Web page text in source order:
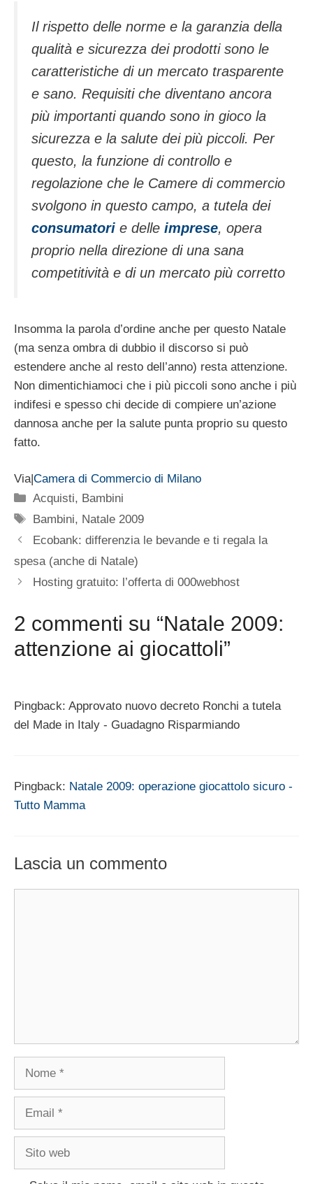
Il rispetto delle norme e la garanzia della
qualità e sicurezza dei prodotti sono le
caratteristiche di un mercato trasparente
e sano. Requisiti che diventano ancora
più importanti quando sono in gioco la
sicurezza e la salute dei più piccoli. Per
questo, la funzione di controllo e
regolazione che le Camere di commercio
svolgono in questo campo, a tutela dei
consumatori e delle imprese, opera
proprio nella direzione di una sana
competitività e di un mercato più corretto
Insomma la parola d’ordine anche per questo Natale
(ma senza ombra di dubbio il discorso si può
estendere anche al resto dell’anno) resta attenzione.
Non dimentichiamoci che i più piccoli sono anche i più
indifesi e spesso chi decide di compiere un’azione
dannosa anche per la salute punta proprio su questo
fatto.
Via|Camera di Commercio di Milano
Categorie
Acquisti, Bambini
Tag
Bambini, Natale 2009
Ecobank: differenzia le bevande e ti regala la
spesa (anche di Natale)
Hosting gratuito: l’offerta di 000webhost
2 commenti su “Natale 2009:
attenzione ai giocattoli”
Pingback: Approvato nuovo decreto Ronchi a tutela
del Made in Italy - Guadagno Risparmiando
Pingback: Natale 2009: operazione giocattolo sicuro -
Tutto Mamma
Lascia un commento
Nome
Email
Sito